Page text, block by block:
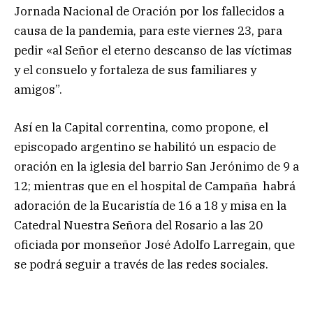
Jornada Nacional de Oración por los fallecidos a
causa de la pandemia, para este viernes 23, para
pedir «al Señor el eterno descanso de las víctimas
y el consuelo y fortaleza de sus familiares y
amigos”.
Así en la Capital correntina, como propone, el
episcopado argentino se habilitó un espacio de
oración en la iglesia del barrio San Jerónimo de 9 a
12; mientras que en el hospital de Campaña habrá
adoración de la Eucaristía de 16 a 18 y misa en la
Catedral Nuestra Señora del Rosario a las 20
oficiada por monseñor José Adolfo Larregain, que
se podrá seguir a través de las redes sociales.